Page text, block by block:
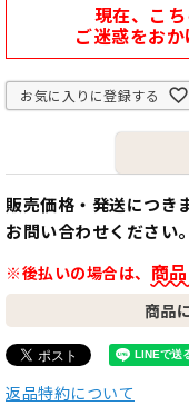
現在、こち
ご迷惑をお
お気に入りに登録する
販売価格・発送につき
お問い合わせください。
※後払いの場合は、 商
商品
返品特約について